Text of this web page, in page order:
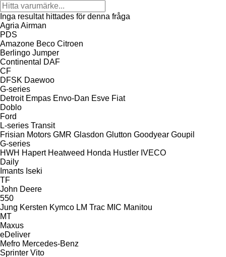
Inga resultat hittades för denna fråga
Agria Airman
PDS
Amazone Beco Citroen
Berlingo Jumper
Continental
DAF
CF
DFSK Daewoo
G-series
Detroit Empas Envo-Dan Esve Fiat
Doblo
Ford
L-series Transit
Frisian Motors GMR Glasdon Glutton Goodyear Goupil
G-series
HWH Hapert Heatweed Honda Hustler IVECO
Daily
Imants Iseki
TF
John Deere
550
Jung Kersten Kymco LM Trac MIC Manitou
MT
Maxus
eDeliver
Mefro Mercedes-Benz
Sprinter Vito